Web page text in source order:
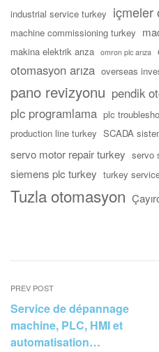
industrial service turkey içmeler
machine commissioning turkey
makina elektrik arıza omron plc arıza
otomasyon arıza overseas
pano revizyonu pendik
plc programlama plc
production line turkey SCADA
servo motor repair turkey servo
siemens plc turkey turkey
Tuzla otomasyon
PREV POST
Service de dépannage
machine, PLC, HMI et
automatisation